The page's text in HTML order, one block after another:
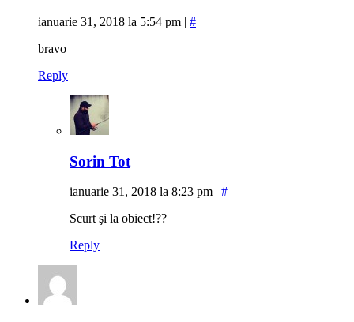
ianuarie 31, 2018 la 5:54 pm | #
bravo
Reply
Sorin Tot
ianuarie 31, 2018 la 8:23 pm | #
Scurt şi la obiect!??
Reply